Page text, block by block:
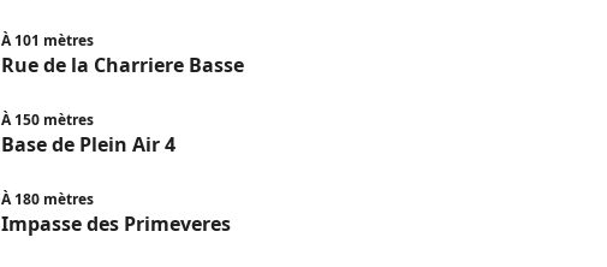
À101 mètres
Rue de la Charriere Basse
À150 mètres
Base de Plein Air 4
À180 mètres
Impasse des Primeveres